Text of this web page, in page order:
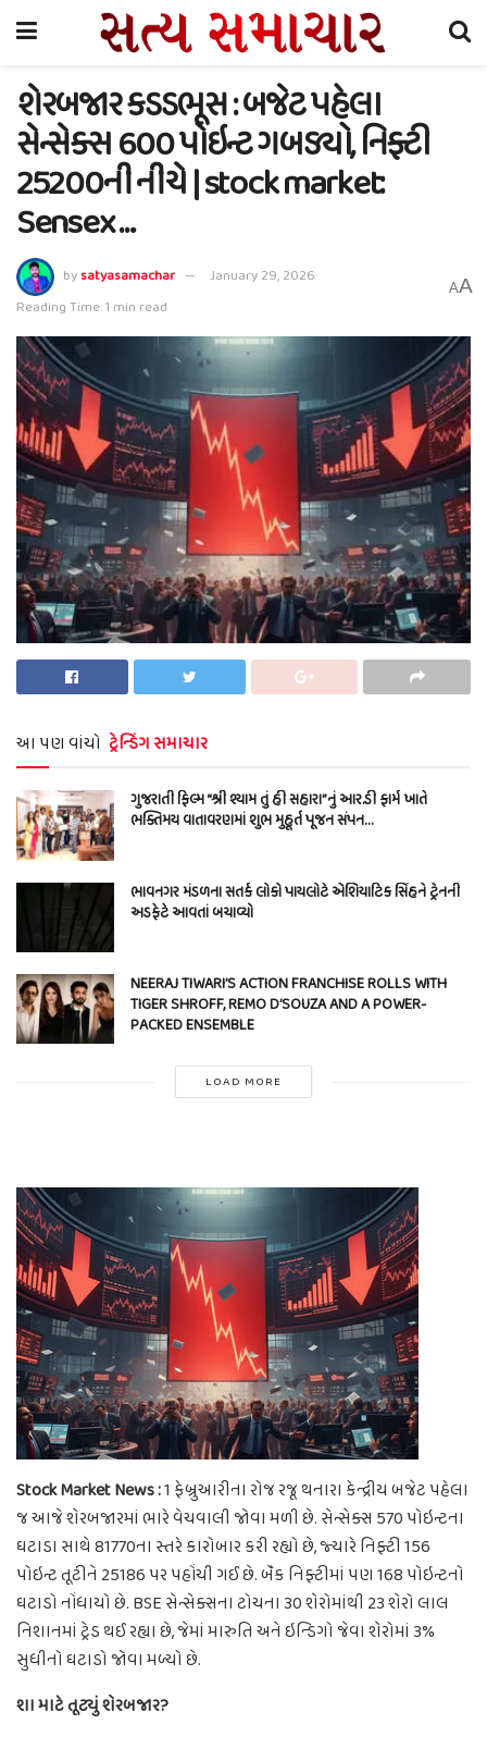
શેરબજાર કડડભૂસ : બજેટ પહેલા
સેન્સેક્સ 600 પોઇન્ટ ગબડ્યો, નિફ્ટી
25200ની નીચે | stock market:
Sensex …
bysatyasamachar
January 29, 2026
Reading Time: 1 min read
AA
આ પણ વાંચો ટ્રેન્ડિંગ સમાચાર
ગુજરાતી ફિલ્મ “શ્રી શ્યામ તું હી સહારા”નું આર.ડી ફાર્મ ખાતે
ભક્તિમય વાતાવરણમાં શુભ મુહૂર્ત પૂજન સંપન…
ભાવનગર મંડળના સતર્ક લોકો પાયલોટે એશિયાટિક સિંહને ટ્રેનની
અડફેટે આવતાં બચાવ્યો
NEERAJ TIWARI’S ACTION FRANCHISE ROLLS WITH
TIGER SHROFF, REMO D’SOUZA AND A POWER-
PACKED ENSEMBLE
LOAD MORE
Stock Market News :1 ફેબ્રુઆરીના રોજ રજૂ થનારા કેન્દ્રીય બજેટ પહેલા
જ આજે શેરબજારમાં ભારે વેચવાલી જોવા મળી છે. સેન્સેક્સ 570 પોઇન્ટના
ઘટાડા સાથે 81770ના સ્તરે કારોબાર કરી રહ્યો છે, જ્યારે નિફ્ટી 156
પોઇન્ટ તૂટીને 25186 પર પહોંચી ગઈ છે. બૅંક નિફ્ટીમાં પણ 168 પોઇન્ટનો
ઘટાડો નોંધાયો છે. BSE સેન્સેક્સના ટોચના 30 શેરોમાંથી 23 શેરો લાલ
નિશાનમાં ટ્રેડ થઈ રહ્યા છે, જેમાં મારુતિ અને ઇન્ડિગો જેવા શેરોમાં 3%
સુધીનો ઘટાડો જોવા મળ્યો છે.
શા માટે તૂટ્યું શેરબજાર?